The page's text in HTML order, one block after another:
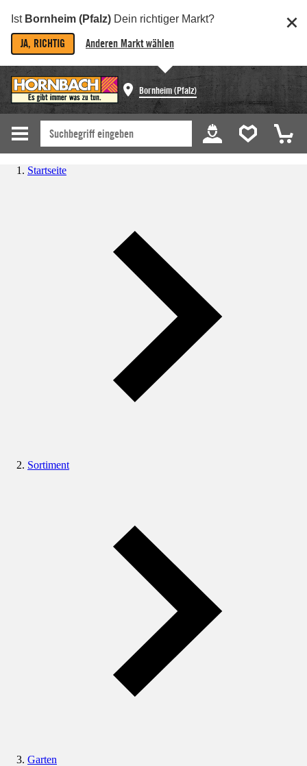
Ist Bornheim (Pfalz) Dein richtiger Markt?
JA, RICHTIG Anderen Markt wählen
Bornheim (Pfalz)
Startseite
Sortiment
Garten